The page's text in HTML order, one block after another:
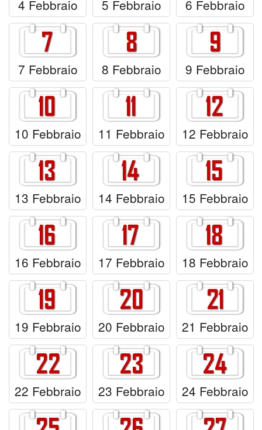
4 Febbraio 5 Febbraio 6 Febbraio
7 Febbraio 8 Febbraio 9 Febbraio
10 Febbraio 11 Febbraio 12 Febbraio
13 Febbraio 14 Febbraio 15 Febbraio
16 Febbraio 17 Febbraio 18 Febbraio
19 Febbraio 20 Febbraio 21 Febbraio
22 Febbraio 23 Febbraio 24 Febbraio